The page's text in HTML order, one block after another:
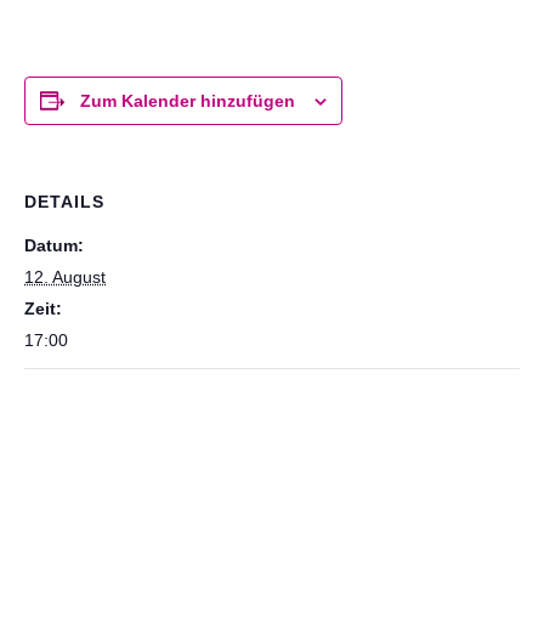
Zum Kalender hinzufügen
DETAILS
Datum:
12. August
Zeit:
17:00